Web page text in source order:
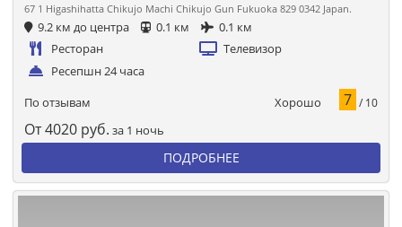
67 1 Higashihatta Chikujo Machi Chikujo Gun Fukuoka 829 0342 Japan.
9.2 км до центра 0.1 км
0.1 км
Ресторан
Телевизор
Ресепшн 24 часа
По отзывам Хорошо 7 / 10
От4020 руб. за 1 ночь
ПОДРОБНЕЕ